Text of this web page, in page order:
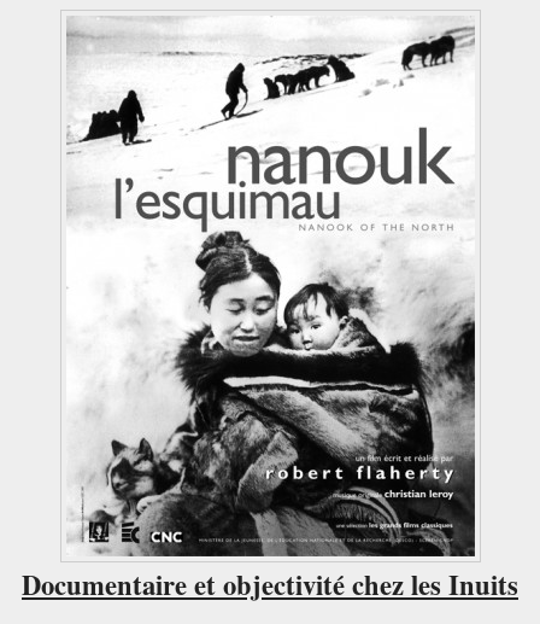
Documentaire et objectivité chez les Inuits